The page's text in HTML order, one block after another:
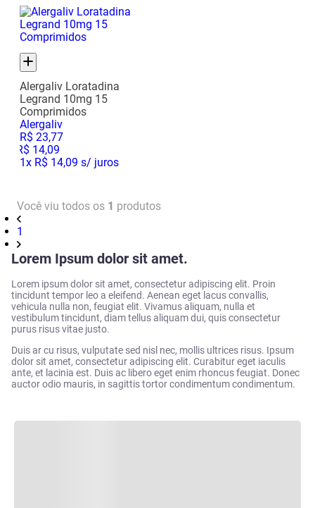
Alergaliv Loratadina
Legrand 10mg 15
Comprimidos
Alergaliv
R$ 23,77
R$ 14,09
1x R$ 14,09 s/ juros
Você viu todos os 1 produtos
1
Lorem Ipsum dolor sit amet.
Lorem ipsum dolor sit amet, consectetur adipiscing elit. Proin
tincidunt tempor leo a eleifend. Aenean eget lacus convallis,
vehicula nulla non, feugiat elit. Vivamus aliquam, nulla et
vestibulum tincidunt, diam tellus aliquam dui, quis consectetur
purus risus vitae justo.
Duis ar cu risus, vulputate sed nisl nec, mollis ultrices risus. Ipsum
dolor sit amet, consectetur adipiscing elit. Curabitur eget iaculis
ante, et lacinia est. Duis ac libero eget enim rhoncus feugiat. Donec
auctor odio mauris, in sagittis tortor condimentum condimentum.